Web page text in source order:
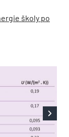
školy po